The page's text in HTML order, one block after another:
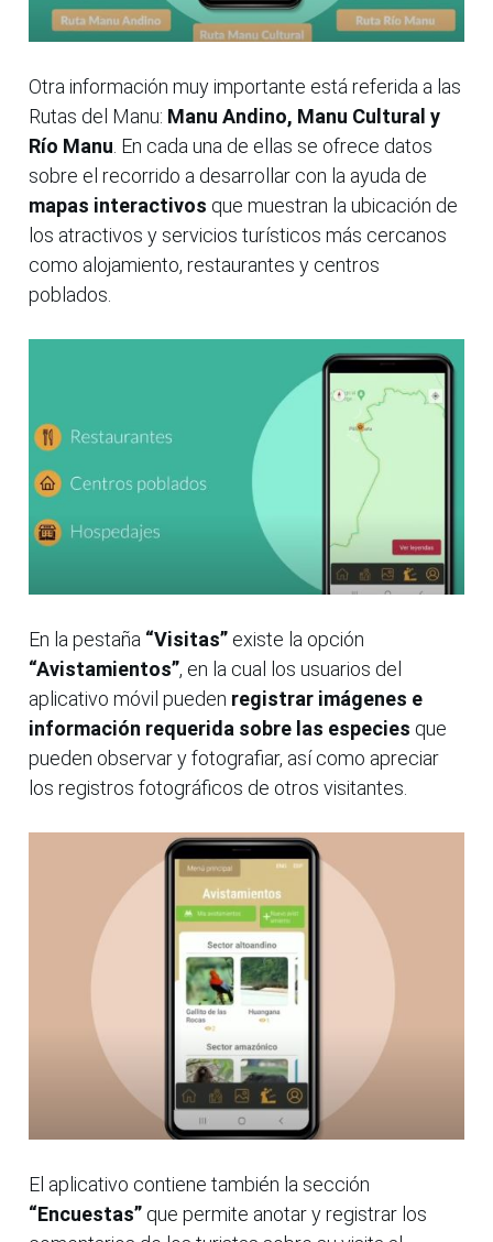
Otra información muy importante está referida a las
Rutas del Manu: Manu Andino, Manu Cultural y
Río Manu . En cada una de ellas se ofrece datos
sobre el recorrido a desarrollar con la ayuda de
mapas interactivos que muestran la ubicación de
los atractivos y servicios turísticos más cercanos
como alojamiento, restaurantes y centros
poblados.
En la pestaña “Visitas” existe la opción
“Avistamientos”, en la cual los usuarios del
aplicativo móvil pueden registrar imágenes e
información requerida sobre las especies que
pueden observar y fotografiar, así como apreciar
los registros fotográficos de otros visitantes.
El aplicativo contiene también la sección
“Encuestas” que permite anotar y registrar los